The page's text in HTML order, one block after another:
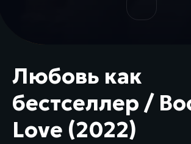
Любовь как
бестселлер /
Love (2022)